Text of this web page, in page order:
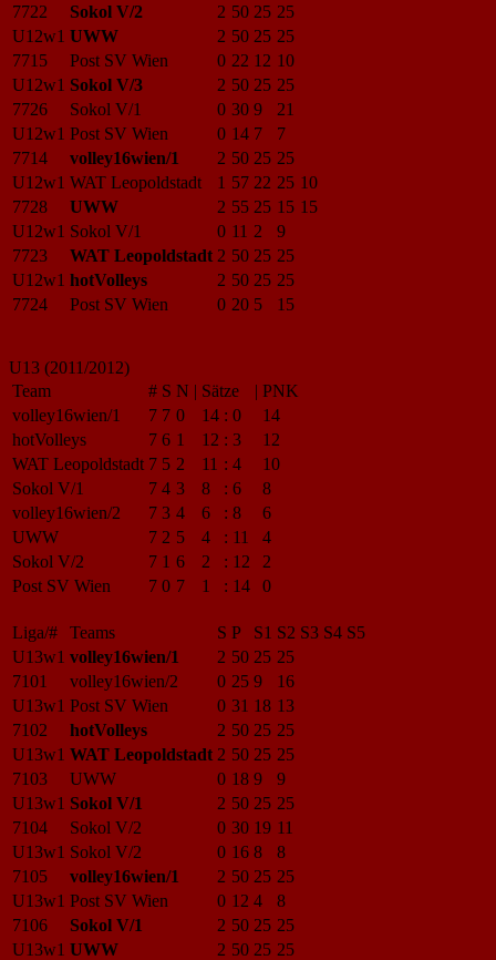
7722
Sokol V/2 2 50 25 25
U12w1 UWW 2 50 25 25
7715
Post SV Wien 0 22 12 10
U12w1 Sokol V/3 2 50 25 25
7726
Sokol V/1 0 30 9
21
U12w1 Post SV Wien 0 14 7
7
7714
volley16wien/1 2 50 25 25
U12w1 WAT Leopoldstadt 1 57 22 25 10
7728
UWW 2 55 25 15 15
U12w1 Sokol V/1 0 11 2
9
7723
WAT Leopoldstadt 2 50 25 25
U12w1 hotVolleys 2 50 25 25
7724
Post SV Wien 0 20 5 15
U13 (2011/2012)
Team
# S N | Sätze | PNK
volley16wien/1
7 7 0 14 : 0
14
hotVolleys
7 6 1 12 : 3
12
WAT Leopoldstadt 7 5 2 11 : 4
10
Sokol V/1
7 4 3 8 : 6
8
volley16wien/2
7 3 4 6 : 8
6
UWW
7 2 5 4 : 11
4
Sokol V/2
7 1 6 2 : 12
2
Post SV Wien
7 0 7 1 : 14 0
Liga/# Teams S P S1 S2 S3 S4 S5
U13w1 volley16wien/1 2 50 25 25
7101
volley16wien/2 0 25 9
16
U13w1 Post SV Wien 0 31 18 13
7102
hotVolleys 2 50 25 25
U13w1 WAT Leopoldstadt 2 50 25 25
7103
UWW 0 18 9
9
U13w1 Sokol V/1 2 50 25 25
7104
Sokol V/2 0 30 19 11
U13w1 Sokol V/2 0 16 8
8
7105
volley16wien/1 2 50 25 25
U13w1 Post SV Wien 0 12 4
8
7106
Sokol V/1 2 50 25 25
U13w1 UWW 2 50 25 25